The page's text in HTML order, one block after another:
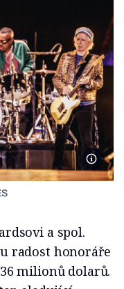
a spol.
radost honoráře
milionů dolarů.